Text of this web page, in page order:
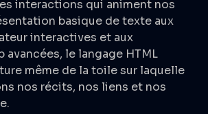
interactions qui animent nos
basique de texte aux
interactives et aux
avancées, le langage HTML
même de la toile sur laquelle
nos récits, nos liens et nos